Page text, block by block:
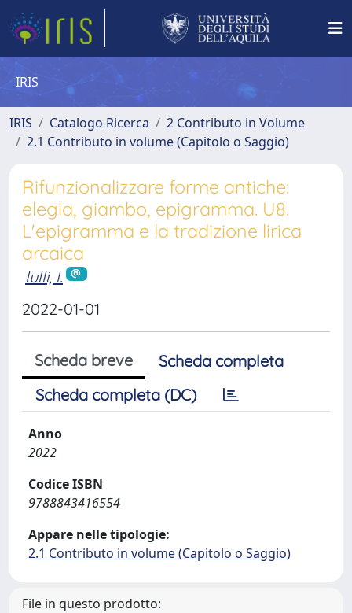
IRIS
IRIS Catalogo Ricerca
2 Contributo in Volume
2.1 Contributo in volume (Capitolo o Saggio)
Rifunzionalizzare forme antiche:
elegia, giambo, epigramma. U8.
L'epigramma e la tradizione lirica
arcaica
lulli, l.
2022-01-01
Scheda breve
Scheda completa
Scheda completa (DC)
Anno
2022
Codice ISBN
9788843416554
Appare nelle tipologie:
2.1 Contributo in volume (Capitolo o Saggio)
File in questo prodotto: